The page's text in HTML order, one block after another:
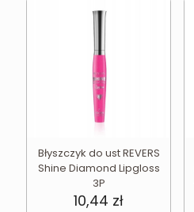
Błyszczyk do ust REVERS
Shine Diamond Lipgloss
3P
10,44 zł